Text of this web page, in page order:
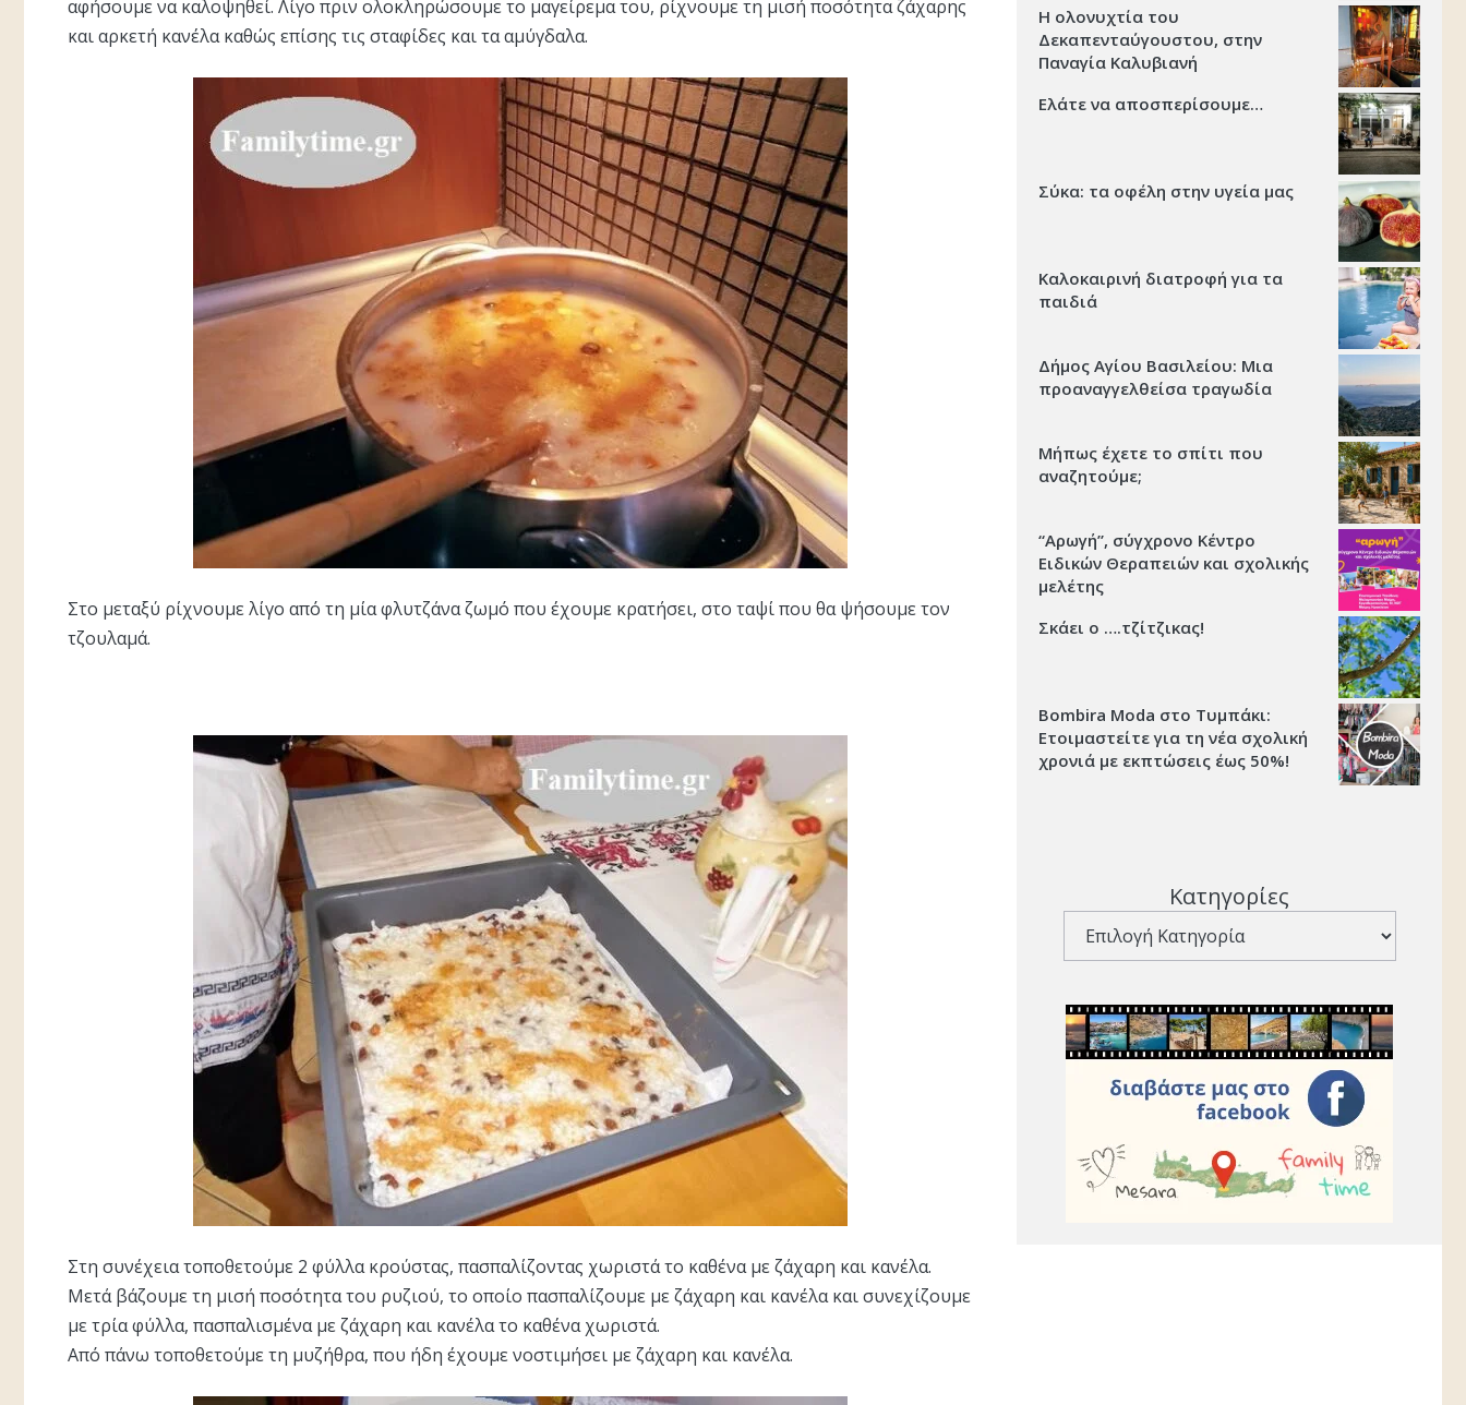
αφήσουμε να καλοψηθεί. Λίγο πριν ολοκληρώσουμε το μαγείρεμα του, ρίχνουμε τη μισή ποσότητα ζάχαρης
και αρκετή κανέλα καθώς επίσης τις σταφίδες και τα αμύγδαλα.
Στο μεταξύ ρίχνουμε λίγο από τη μία φλυτζάνα ζωμό που έχουμε κρατήσει, στο ταψί που θα ψήσουμε τον
τζουλαμά.
Στη συνέχεια τοποθετούμε 2 φύλλα κρούστας, πασπαλίζοντας χωριστά το καθένα με ζάχαρη και κανέλα.
Μετά βάζουμε τη μισή ποσότητα του ρυζιού, το οποίο πασπαλίζουμε με ζάχαρη και κανέλα και συνεχίζουμε
με τρία φύλλα, πασπαλισμένα με ζάχαρη και κανέλα το καθένα χωριστά.
Από πάνω τοποθετούμε τη μυζήθρα, που ήδη έχουμε νοστιμήσει με ζάχαρη και κανέλα.
Η ολονυχτία του
Δεκαπενταύγουστου, στην
Παναγία Καλυβιανή
Ελάτε να αποσπερίσουμε…
Σύκα: τα οφέλη στην υγεία μας
Καλοκαιρινή διατροφή για τα
παιδιά
Δήμος Αγίου Βασιλείου: Μια
προαναγγελθείσα τραγωδία
Μήπως έχετε το σπίτι που
αναζητούμε;
“Αρωγή”, σύγχρονο Κέντρο
Ειδικών Θεραπειών και σχολικής
μελέτης
Σκάει ο ….τζίτζικας!
Bombira Moda στο Τυμπάκι:
Ετοιμαστείτε για τη νέα σχολική
χρονιά με εκπτώσεις έως 50%!
Κατηγορίες